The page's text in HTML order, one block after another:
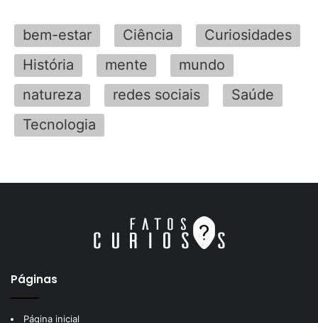
bem-estar Ciência
Curiosidades
História
mente
mundo
natureza
redes sociais
Saúde
Tecnologia
Páginas
Página inicial